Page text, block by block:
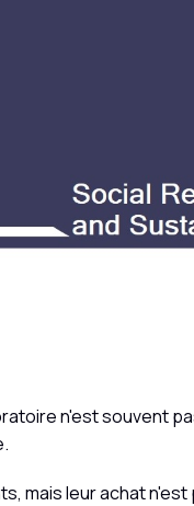
n'est souvent
mais leur achat